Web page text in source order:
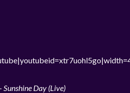
Sunshine Day (Live)